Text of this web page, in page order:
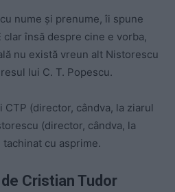
nume și prenume, îi spune
clar însă despre cine e vorba,
nu există vreun alt Nistorescu
lui C. T. Popescu.
(director, cândva, la ziarul
(director, cândva, la
tachinat cu asprime.
Cristian Tudor